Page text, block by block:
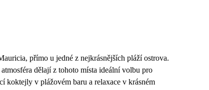
přímo u jedné z nejkrásnějších pláží ostrova.
dělají z tohoto místa ideální volbu pro
v plážovém baru a relaxace v krásném